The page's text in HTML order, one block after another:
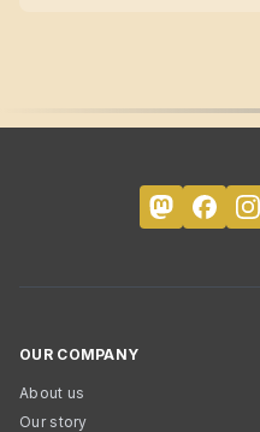
OUR COMPANY
About us
Our story